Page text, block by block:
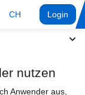
CH Login
nutzen
Anwender aus,